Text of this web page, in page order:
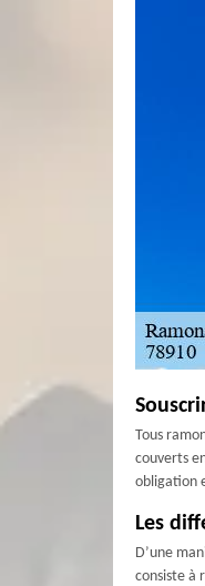
Tous
couverts
obligation
Les
D’une
consiste à